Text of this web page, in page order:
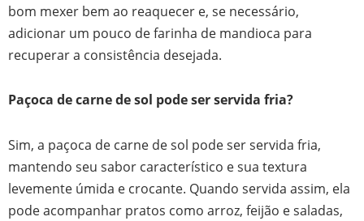
bom mexer bem ao reaquecer e, se necessário,
adicionar um pouco de farinha de mandioca para
recuperar a consistência desejada.
Paçoca de carne de sol pode ser servida fria?
Sim, a paçoca de carne de sol pode ser servida fria,
mantendo seu sabor característico e sua textura
levemente úmida e crocante. Quando servida assim, ela
pode acompanhar pratos como arroz, feijão e saladas,